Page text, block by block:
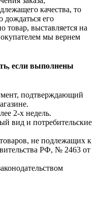
качества, то
дождаться его
товар, выставляется на
мы вернем
если выполнены
подтверждающий
2-х недель.
вид и потребительские
не подлежащих к
РФ, № 2463 от